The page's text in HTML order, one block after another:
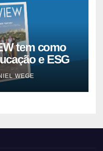
tem como
e ESG
WEGE